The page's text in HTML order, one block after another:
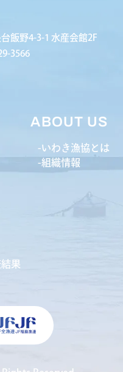
飯野4-3-1 水産会館2F
3566
ABOUT US
いわき漁協とは
組織情報
果